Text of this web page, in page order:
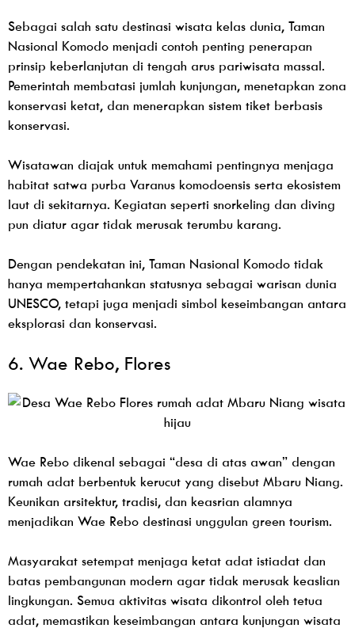
Sebagai salah satu destinasi wisata kelas dunia, Taman
Nasional Komodo menjadi contoh penting penerapan
prinsip keberlanjutan di tengah arus pariwisata massal.
Pemerintah membatasi jumlah kunjungan, menetapkan zona
konservasi ketat, dan menerapkan sistem tiket berbasis
konservasi.
Wisatawan diajak untuk memahami pentingnya menjaga
habitat satwa purba Varanus komodoensis serta ekosistem
laut di sekitarnya. Kegiatan seperti snorkeling dan diving
pun diatur agar tidak merusak terumbu karang.
Dengan pendekatan ini, Taman Nasional Komodo tidak
hanya mempertahankan statusnya sebagai warisan dunia
UNESCO, tetapi juga menjadi simbol keseimbangan antara
eksplorasi dan konservasi.
6. Wae Rebo, Flores
Wae Rebo dikenal sebagai “desa di atas awan” dengan
rumah adat berbentuk kerucut yang disebut Mbaru Niang.
Keunikan arsitektur, tradisi, dan keasrian alamnya
menjadikan Wae Rebo destinasi unggulan green tourism.
Masyarakat setempat menjaga ketat adat istiadat dan
batas pembangunan modern agar tidak merusak keaslian
lingkungan. Semua aktivitas wisata dikontrol oleh tetua
adat, memastikan keseimbangan antara kunjungan wisata